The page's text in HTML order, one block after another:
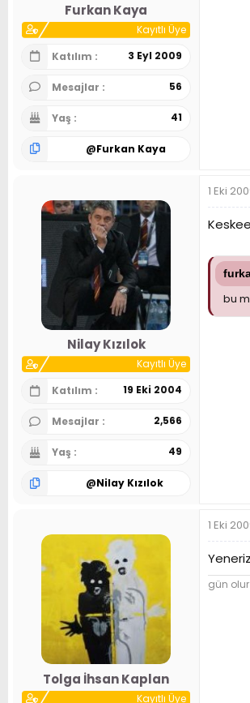
Furkan Kaya
Kayıtlı Üye
Katılım
3 Eyl 2009
Mesajlar 56
Yaş 41
@Furkan Kaya
Nilay Kızılok
Kayıtlı Üye
Katılım
19 Eki 2004
Mesajlar 2,566
Yaş 49
@Nilay Kızılok
1 Eki
bu
Tolga İhsan Kaplan
Kayıtlı Üye
1 Eki
gün